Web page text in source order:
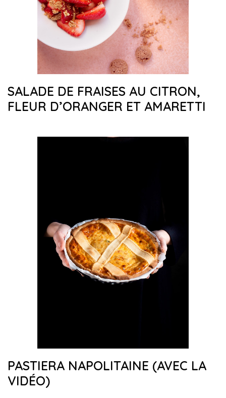
SALADE DE FRAISES AU CITRON,
FLEUR D’ORANGER ET AMARETTI
PASTIERA NAPOLITAINE (AVEC LA
VIDÉO)